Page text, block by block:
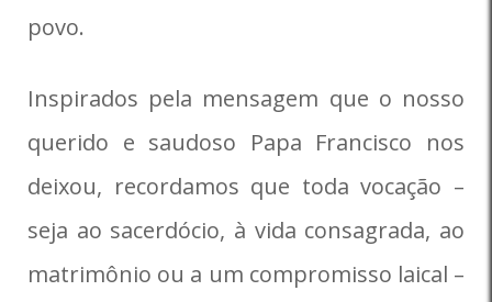
povo.
Inspirados pela mensagem que o nosso
querido e saudoso Papa Francisco nos
deixou, recordamos que toda vocação –
seja ao sacerdócio, à vida consagrada, ao
matrimônio ou a um compromisso laical –